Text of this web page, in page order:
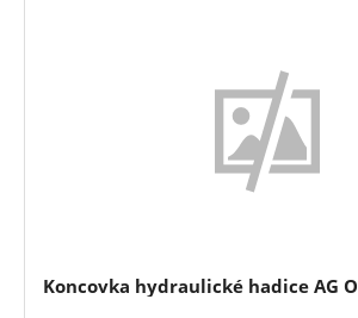
Koncovka hydraulické hadice AG